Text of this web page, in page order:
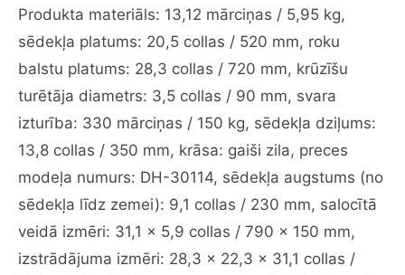
izturību,
lietošanai
ārpus
telpām,
kempingā,
gaiši
zils
Produkta materiāls: 13,12 mārciņas / 5,95 kg,
sēdekļa platums: 20,5 collas / 520 mm, roku
balstu platums: 28,3 collas / 720 mm, krūzīšu
turētāja diametrs: 3,5 collas / 90 mm, svara
izturība: 330 mārciņas / 150 kg, sēdekļa dziļums:
13,8 collas / 350 mm, krāsa: gaiši zila, preces
modeļa numurs: DH-30114, sēdekļa augstums (no
sēdekļa līdz zemei): 9,1 collas / 230 mm, salocītā
veidā izmēri: 31,1 x 5,9 collas / 790 x 150 mm,
izstrādājuma izmēri: 28,3 x 22,3 x 31,1 collas /